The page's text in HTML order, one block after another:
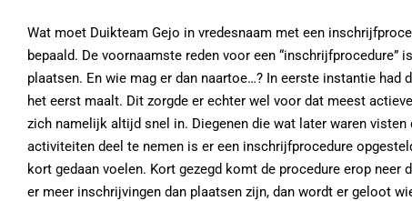
Wat moet Duikteam Gejo in vredesnaam met een
bepaald. De voornaamste reden voor een
plaatsen. En wie mag er dan naartoe…? In eerste instantie
het eerst maalt. Dit zorgde er echter wel voor dat meest
zich namelijk altijd snel in. Diegenen die wat later waren
activiteiten deel te nemen is er een inschrijfprocedure
kort gedaan voelen. Kort gezegd komt de procedure erop
er meer inschrijvingen dan plaatsen zijn, dan wordt er geloot